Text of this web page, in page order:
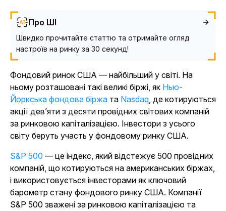
Про ШІ
Швидко прочитайте статтю та отримайте огляд
настроїв на ринку за 30 секунд!
Фондовий ринок США — найбільший у світі. На
ньому розташовані такі великі біржі, як Нью-
Йоркська фондова біржа та Nasdaq, де котируються
акції дев’яти з десяти провідних світових компаній
за ринковою капіталізацією. Інвестори з усього
світу беруть участь у фондовому ринку США.
S&P 500 — це індекс, який відстежує 500 провідних
компаній, що котируються на американських біржах,
і використовується інвесторами як ключовий
барометр стану фондового ринку США. Компанії
S&P 500 зважені за ринковою капіталізацією та